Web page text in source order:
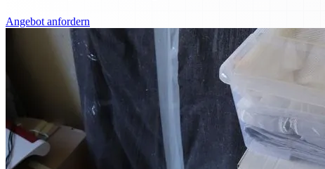
Angebot anfordern